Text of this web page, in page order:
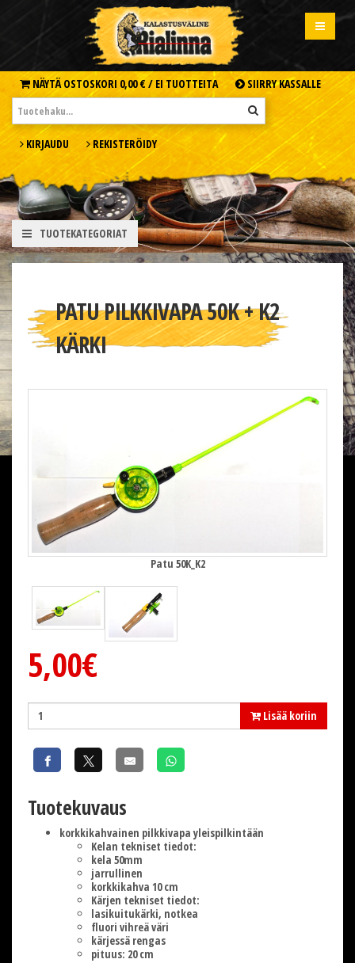
NÄYTÄ OSTOSKORI 0,00 € / EI TUOTTEITA SIIRRY KASSALLE
KIRJAUDU REKISTERÖIDY
TUOTEKATEGORIAT
PATU PILKKIVAPA 50K + K2
KÄRKI
Patu 50K_K2
5,00€
Lisää koriin
Tuotekuvaus
korkkikahvainen pilkkivapa yleispilkintään
Kelan tekniset tiedot:
kela 50mm
jarrullinen
korkkikahva 10 cm
Kärjen tekniset tiedot:
lasikuitukärki, notkea
fluori vihreä väri
kärjessä rengas
pituus: 20 cm